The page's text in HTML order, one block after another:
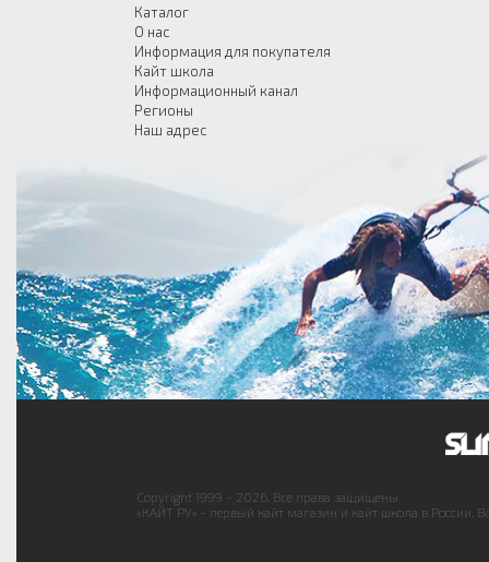
Каталог
О нас
Информация для покупателя
Кайт школа
Информационный канал
Регионы
Наш адрес
Copyright 1999 - 2026. Все права защищены.
«КАЙТ РУ» - первый кайт магазин и кайт школа в России.